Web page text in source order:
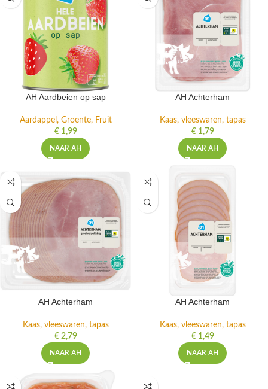
AH Aardbeien op sap
Aardappel, Groente, Fruit
€1,99
NAAR AH
AH Achterham
Kaas, vleeswaren, tapas
€1,79
NAAR AH
AH Achterham
Kaas, vleeswaren, tapas
€2,79
NAAR AH
AH Achterham
Kaas, vleeswaren, tapas
€1,49
NAAR AH